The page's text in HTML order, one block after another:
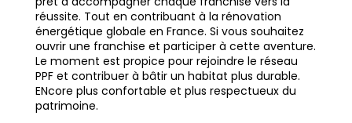
réussite. Tout en contribuant à la rénovation
énergétique globale en France. Si vous souhaitez
ouvrir une franchise et participer à cette aventure.
Le moment est propice pour rejoindre le réseau
PPF et contribuer à bâtir un habitat plus durable.
ENcore plus confortable et plus respectueux du
patrimoine.